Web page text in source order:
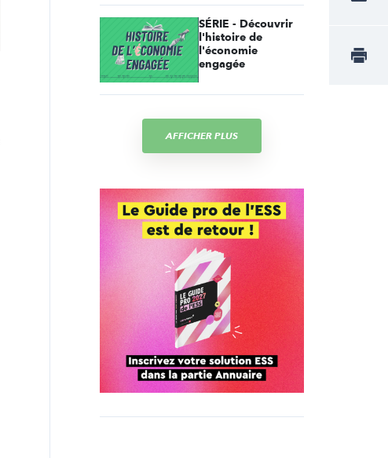
SÉRIE - Découvrir
l'histoire de
l'économie
engagée
AFFICHER PLUS